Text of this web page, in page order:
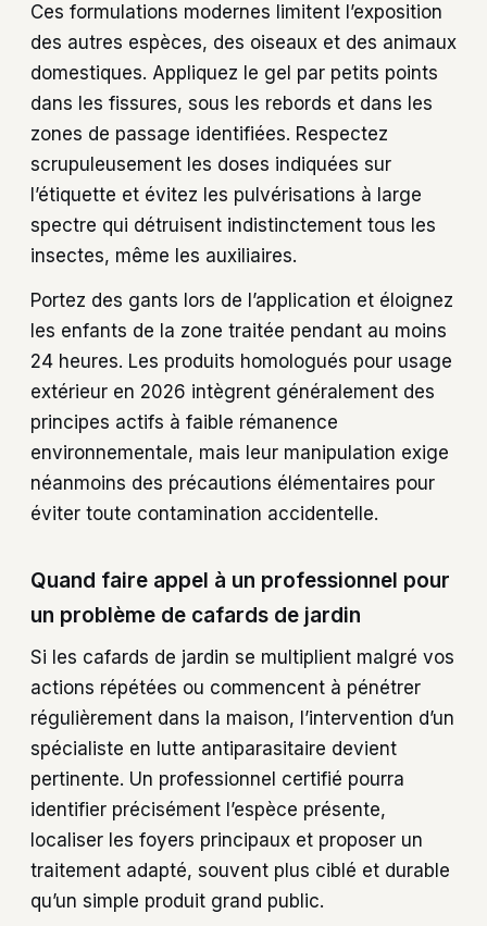
Ces formulations modernes limitent l’exposition
des autres espèces, des oiseaux et des animaux
domestiques. Appliquez le gel par petits points
dans les fissures, sous les rebords et dans les
zones de passage identifiées. Respectez
scrupuleusement les doses indiquées sur
l’étiquette et évitez les pulvérisations à large
spectre qui détruisent indistinctement tous les
insectes, même les auxiliaires.
Portez des gants lors de l’application et éloignez
les enfants de la zone traitée pendant au moins
24 heures. Les produits homologués pour usage
extérieur en 2026 intègrent généralement des
principes actifs à faible rémanence
environnementale, mais leur manipulation exige
néanmoins des précautions élémentaires pour
éviter toute contamination accidentelle.
Quand faire appel à un professionnel pour
un problème de cafards de jardin
Si les cafards de jardin se multiplient malgré vos
actions répétées ou commencent à pénétrer
régulièrement dans la maison, l’intervention d’un
spécialiste en lutte antiparasitaire devient
pertinente. Un professionnel certifié pourra
identifier précisément l’espèce présente,
localiser les foyers principaux et proposer un
traitement adapté, souvent plus ciblé et durable
qu’un simple produit grand public.